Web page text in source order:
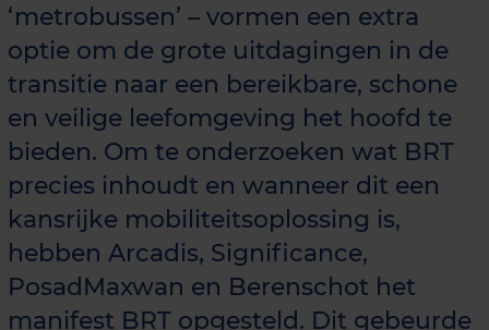
‘metrobussen’ – vormen een extra
optie om de grote uitdagingen in de
transitie naar een bereikbare, schone
en veilige leefomgeving het hoofd te
bieden. Om te onderzoeken wat BRT
precies inhoudt en wanneer dit een
kansrijke mobiliteitsoplossing is,
hebben Arcadis, Significance,
PosadMaxwan en Berenschot het
manifest BRT opgesteld. Dit gebeurde